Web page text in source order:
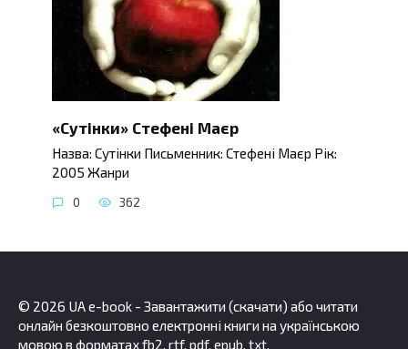
«Сутінки» Стефені Маєр
Назва: Сутінки Письменник: Стефені Маєр Рік:
2005 Жанри
0 362
© 2026 UA e-book - Завантажити (скачати) або читати
онлайн безкоштовно електронні книги на українською
мовою в форматах fb2, rtf, pdf, epub, txt.